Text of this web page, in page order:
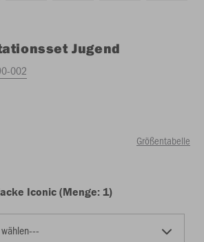
Jugend
002
Größentabelle
Iconic (Menge: 1)